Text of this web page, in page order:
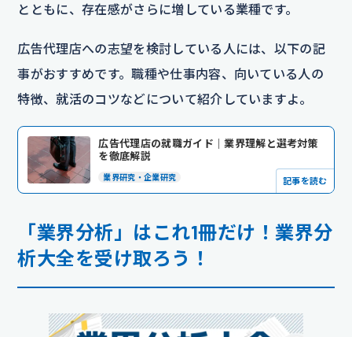
とともに、存在感がさらに増している業種です。
広告代理店への志望を検討している人には、以下の記
事がおすすめです。職種や仕事内容、向いている人の
特徴、就活のコツなどについて紹介していますよ。
広告代理店の就職ガイド｜業界理解と選考対策
を徹底解説
業界研究・企業研究 記事を読む
「業界分析」はこれ1冊だけ！業界分
析大全を受け取ろう！